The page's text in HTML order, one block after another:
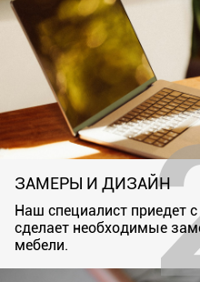
ЗАМЕРЫ И ДИЗАЙН
Наш специалист приедет
сделает необходимые
мебели.